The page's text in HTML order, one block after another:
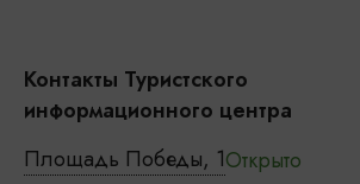
Контакты Туристского
информационного центра
Площадь Победы, 1Открыто